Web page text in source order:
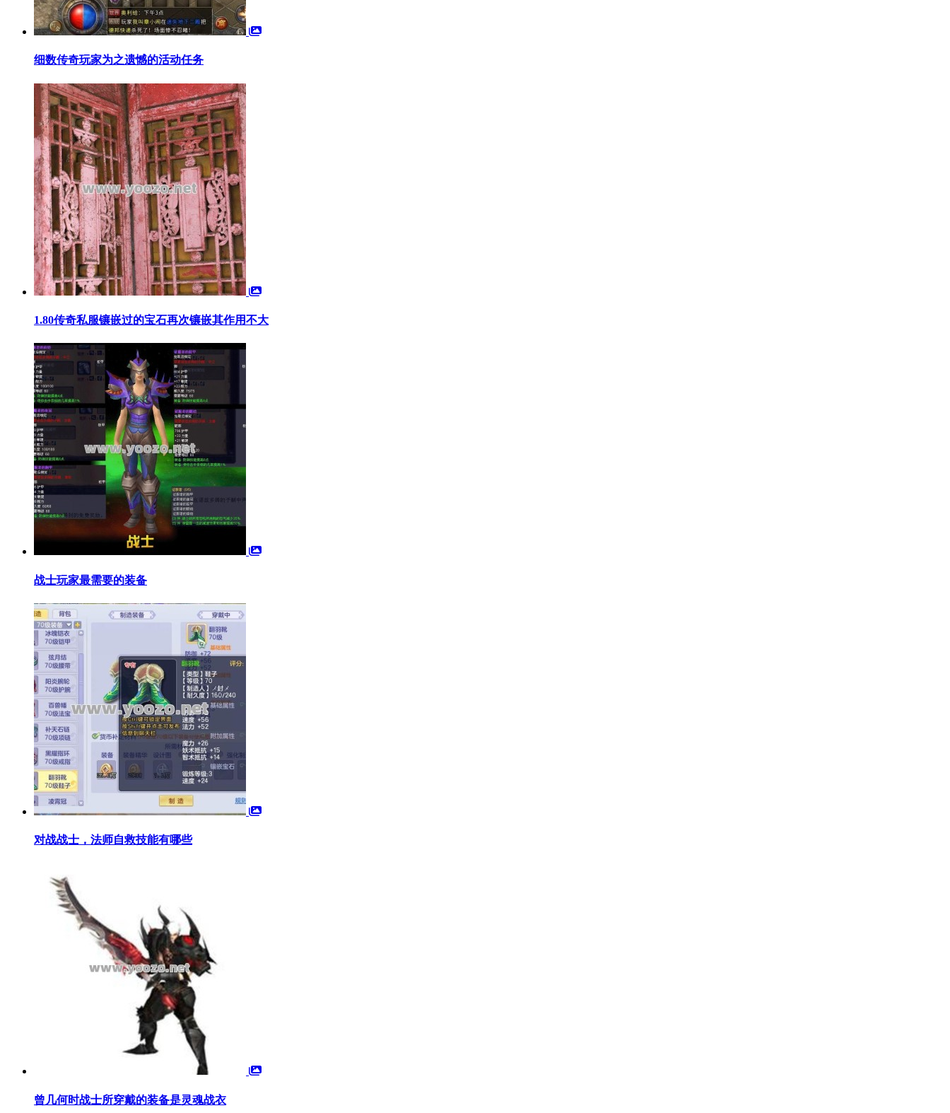
细数传奇玩家为之遗憾的活动任务
1.80传奇私服镶嵌过的宝石再次镶嵌其作用不大
战士玩家最需要的装备
对战战士，法师自救技能有哪些
曾几何时战士所穿戴的装备是灵魂战衣